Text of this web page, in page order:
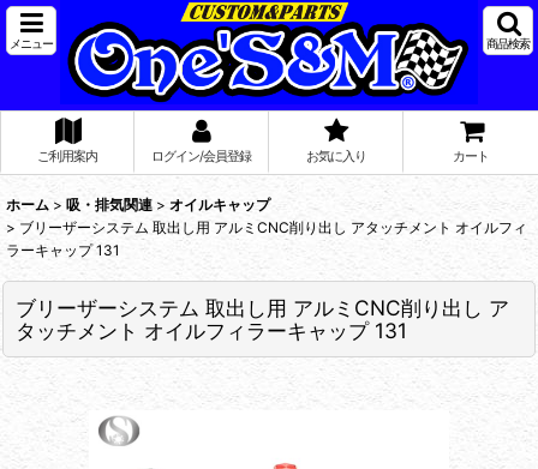
メニュー 商品検索
ご利用案内 ログイン/会員登録 お気に入り カート
ホーム > 吸・排気関連 > オイルキャップ
> ブリーザーシステム 取出し用 アルミCNC削り出し アタッチメント オイルフィ
ラーキャップ 131
ブリーザーシステム 取出し用 アルミCNC削り出し ア
タッチメント オイルフィラーキャップ 131